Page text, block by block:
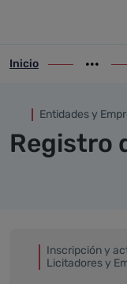
ir-a inicio
Inicio
Entidades y
Registro
Inscripción y
Licitadores y